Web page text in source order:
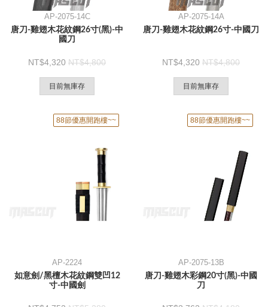
AP-2075-14C
唐刀-雞翅木花紋鋼26寸(黑)-中
國刀
4,320 4,800
目前無庫存
AP-2075-14A
唐刀-雞翅木花紋鋼26寸-中國刀
4,320 4,800
目前無庫存
88節優惠開跑樓~~
AP-2224
如意劍/黑檀木花紋鋼雙凹12
寸-中國劍
88節優惠開跑樓~~
AP-2075-13B
唐刀-雞翅木彩鋼20寸(黑)-中國
刀